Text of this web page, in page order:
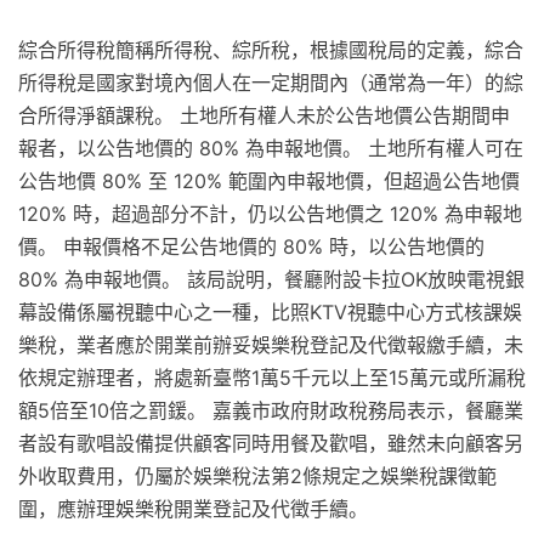
綜合所得稅簡稱所得稅、綜所稅，根據國稅局的定義，綜合
所得稅是國家對境內個人在一定期間內（通常為一年）的綜
合所得淨額課稅。 土地所有權人未於公告地價公告期間申
報者，以公告地價的 80% 為申報地價。 土地所有權人可在
公告地價 80% 至 120% 範圍內申報地價，但超過公告地價
120% 時，超過部分不計，仍以公告地價之 120% 為申報地
價。 申報價格不足公告地價的 80% 時，以公告地價的
80% 為申報地價。 該局說明，餐廳附設卡拉OK放映電視銀
幕設備係屬視聽中心之一種，比照KTV視聽中心方式核課娛
樂稅，業者應於開業前辦妥娛樂稅登記及代徵報繳手續，未
依規定辦理者，將處新臺幣1萬5千元以上至15萬元或所漏稅
額5倍至10倍之罰鍰。 嘉義市政府財政稅務局表示，餐廳業
者設有歌唱設備提供顧客同時用餐及歡唱，雖然未向顧客另
外收取費用，仍屬於娛樂稅法第2條規定之娛樂稅課徵範
圍，應辦理娛樂稅開業登記及代徵手續。